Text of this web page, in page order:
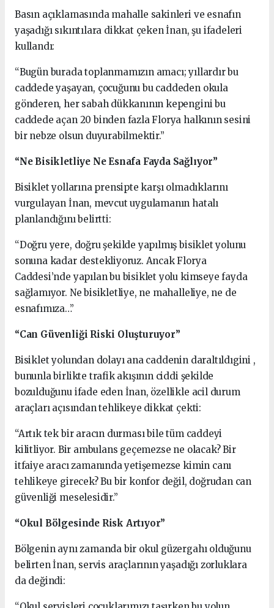
Basın açıklamasında mahalle sakinleri ve esnafın
yaşadığı sıkıntılara dikkat çeken İnan, şu ifadeleri
kullandı:
“Bugün burada toplanmamızın amacı; yıllardır bu
caddede yaşayan, çocuğunu bu caddeden okula
gönderen, her sabah dükkanının kepengini bu
caddede açan 20 binden fazla Florya halkının sesini
bir nebze olsun duyurabilmektir.”
“Ne Bisikletliye Ne Esnafa Fayda Sağlıyor”
Bisiklet yollarına prensipte karşı olmadıklarını
vurgulayan İnan, mevcut uygulamanın hatalı
planlandığını belirtti:
“Doğru yere, doğru şekilde yapılmış bisiklet yolunu
sonuna kadar destekliyoruz. Ancak Florya
Caddesi’nde yapılan bu bisiklet yolu kimseye fayda
sağlamıyor. Ne bisikletliye, ne mahalleliye, ne de
esnafımıza…”
“Can Güvenliği Riski Oluşturuyor”
Bisiklet yolundan dolayı ana caddenin daraltıldıgini ,
bununla birlikte trafik akışının ciddi şekilde
bozulduğunu ifade eden İnan, özellikle acil durum
araçları açısından tehlikeye dikkat çekti:
“Artık tek bir aracın durması bile tüm caddeyi
kilitliyor. Bir ambulans geçemezse ne olacak? Bir
itfaiye aracı zamanında yetişemezse kimin canı
tehlikeye girecek? Bu bir konfor değil, doğrudan can
güvenliği meselesidir.”
“Okul Bölgesinde Risk Artıyor”
Bölgenin aynı zamanda bir okul güzergahı olduğunu
belirten İnan, servis araçlarının yaşadığı zorluklara
da değindi: